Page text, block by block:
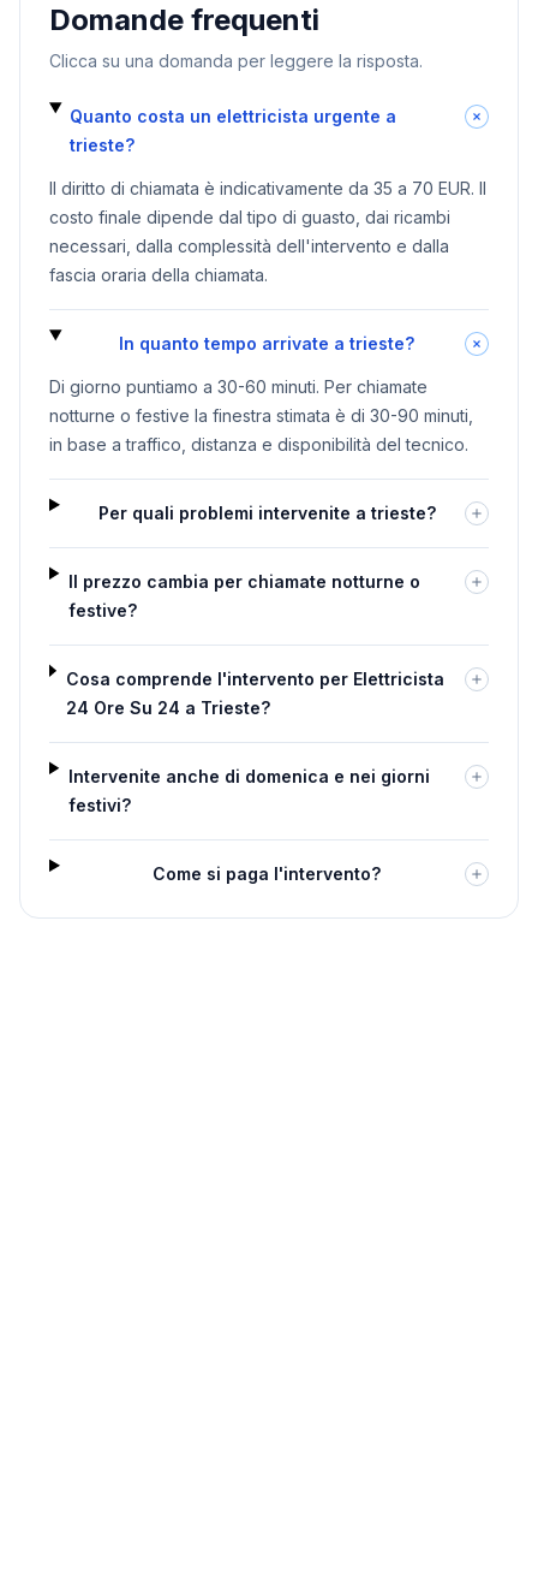
Domande frequenti
Clicca su una domanda per leggere la risposta.
Quanto costa un elettricista urgente a
trieste?
Il diritto di chiamata è indicativamente da 35 a 70 EUR. Il
costo finale dipende dal tipo di guasto, dai ricambi
necessari, dalla complessità dell'intervento e dalla
fascia oraria della chiamata.
In quanto tempo arrivate a trieste?
Di giorno puntiamo a 30-60 minuti. Per chiamate
notturne o festive la finestra stimata è di 30-90 minuti,
in base a traffico, distanza e disponibilità del tecnico.
Per quali problemi intervenite a trieste?
Il prezzo cambia per chiamate notturne o
festive?
Cosa comprende l'intervento per Elettricista
24 Ore Su 24 a Trieste?
Intervenite anche di domenica e nei giorni
festivi?
Come si paga l'intervento?